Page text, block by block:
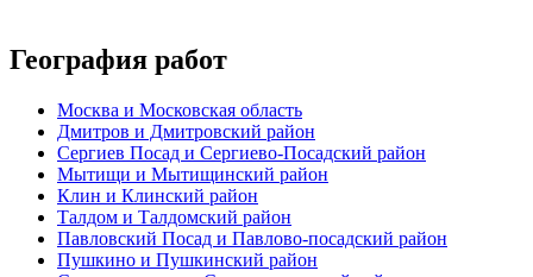
География работ
Москва и Московская область
Дмитров и Дмитровский район
Сергиев Посад и Сергиево-Посадский район
Мытищи и Мытищинский район
Клин и Клинский район
Талдом и Талдомский район
Павловский Посад и Павлово-посадский район
Пушкино и Пушкинский район